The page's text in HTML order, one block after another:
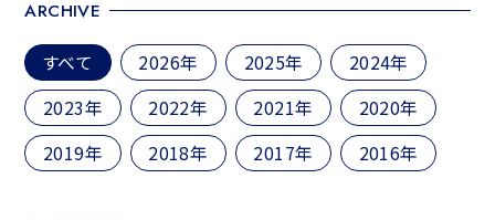
ARCHIVE
すべて 2026年 2025年
2024年
2023年
2022年 2021年
2020年
2019年
2018年 2017年 2016年